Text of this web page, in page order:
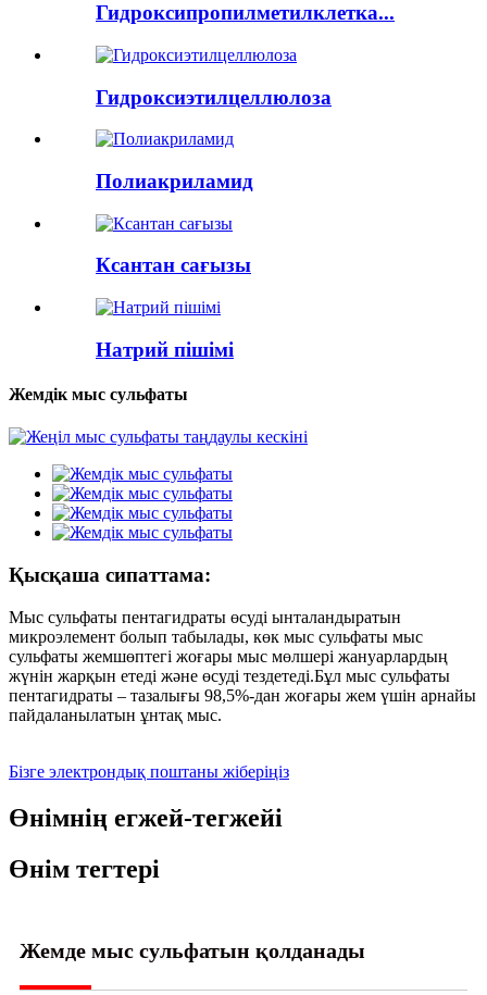
Гидроксипропилметилклетка...
Гидроксиэтилцеллюлоза
Полиакриламид
Ксантан сағызы
Натрий пішімі
Жемдік мыс сульфаты
Қысқаша сипаттама:
Мыс сульфаты пентагидраты өсуді ынталандыратын
микроэлемент болып табылады, көк мыс сульфаты мыс
сульфаты жемшөптегі жоғары мыс мөлшері жануарлардың
жүнін жарқын етеді және өсуді тездетеді.Бұл мыс сульфаты
пентагидраты – тазалығы 98,5%-дан жоғары жем үшін арнайы
пайдаланылатын ұнтақ мыс.
Бізге электрондық поштаны жіберіңіз
Өнімнің егжей-тегжейі
Өнім тегтері
Жемде мыс сульфатын қолданады